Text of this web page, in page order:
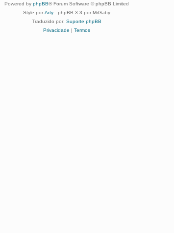
Powered by phpBB® Forum Software © phpBB Limited
Style por Arty - phpBB 3.3 por MrGaby
Traduzido por: Suporte phpBB
Privacidade
Termos